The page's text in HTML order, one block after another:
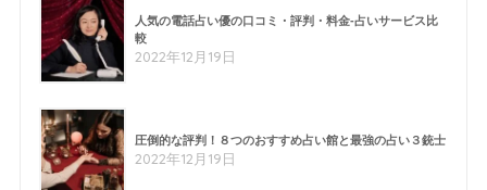
人気の電話占い優の口コミ・評判・料金-占いサービス比
較
2022年12月19日
圧倒的な評判！８つのおすすめ占い館と最強の占い３銃士
2022年12月19日